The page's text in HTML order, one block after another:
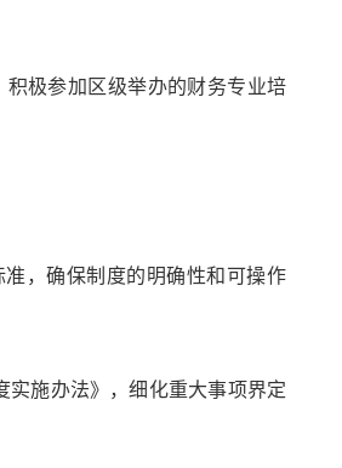
积极参加区级举办的财务专业培
准，确保制度的明确性和可操作
实施办法》，细化重大事项界定